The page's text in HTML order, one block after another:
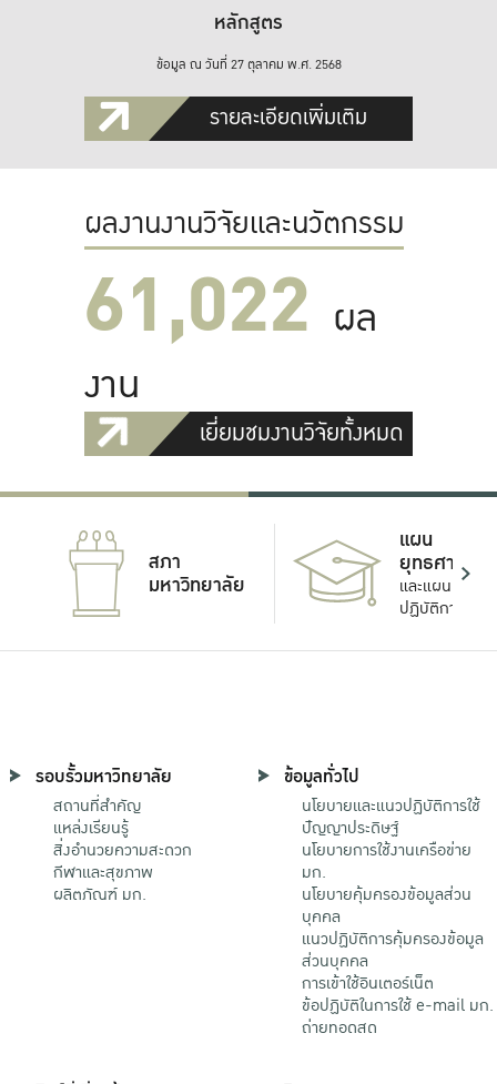
หลักสูตร
ข้อมูล ณ วันที่ 27 ตุลาคม พ.ศ. 2568
รายละเอียดเพิ่มเติม
ผลงานงานวิจัยและนวัตกรรม
61,022 ผล
งาน
เยี่ยมชมงานวิจัยทั้งหมด
สภา
มหาวิทยาลัย
แผน
ยุทธศาสตร์
และแผน
ปฏิบัติการ
รอบรั้วมหาวิทยาลัย
สถานที่สำคัญ
แหล่งเรียนรู้
สิ่งอำนวยความสะดวก
กีฬาและสุขภาพ
ผลิตภัณฑ์ มก.
ข้อมูลทั่วไป
นโยบายและแนวปฏิบัติการใช้
ปัญญาประดิษฐ์
นโยบายการใช้งานเครือข่าย
มก.
นโยบายคุ้มครองข้อมูลส่วน
บุคคล
แนวปฏิบัติการคุ้มครองข้อมูล
ส่วนบุคคล
การเข้าใช้อินเตอร์เน็ต
ข้อปฏิบัติในการใช้ e-mail มก.
ถ่ายทอดสด